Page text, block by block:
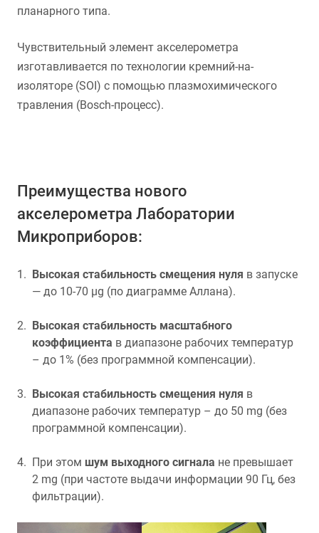
планарного типа.
Чувствительный элемент акселерометра
изготавливается по технологии кремний-на-
изоляторе (SOI) с помощью плазмохимического
травления (Bosch-процесс).
Преимущества нового
акселерометра Лаборатории
Микроприборов:
Высокая стабильность смещения нуля в запуске
— до 10-70 µg (по диаграмме Аллана).
Высокая стабильность масштабного
коэффициента в диапазоне рабочих температур
– до 1% (без программной компенсации).
Высокая стабильность смещения нуля в
диапазоне рабочих температур – до 50 mg (без
программной компенсации).
При этом шум выходного сигнала не превышает
2 mg (при частоте выдачи информации 90 Гц, без
фильтрации).